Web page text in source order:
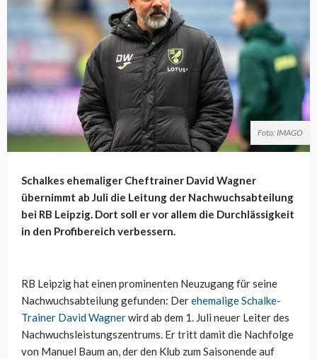
Foto: IMAGO
Schalkes ehemaliger Cheftrainer David Wagner
übernimmt ab Juli die Leitung der Nachwuchsabteilung
bei RB Leipzig. Dort soll er vor allem die Durchlässigkeit
in den Profibereich verbessern.
RB Leipzig hat einen prominenten Neuzugang für seine
Nachwuchsabteilung gefunden: Derehemalige Schalke-
Trainer David Wagnerwird ab dem 1. Juli neuer Leiter des
Nachwuchsleistungszentrums. Er tritt damit die Nachfolge
von Manuel Baum an, der den Klub zum Saisonende auf